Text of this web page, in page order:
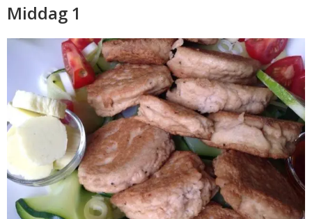
Middag 1